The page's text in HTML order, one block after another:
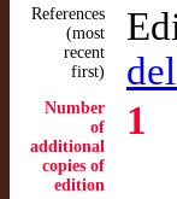
References
(most
recent
first)
Number
of
additional
copies of
edition
1